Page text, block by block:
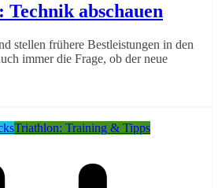
abschauen
stellen frühere Bestleistungen in den
immer die Frage, ob der neue
Triathlon: Training & Tipps